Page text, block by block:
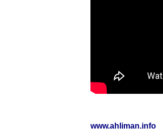
www.ahliman.info